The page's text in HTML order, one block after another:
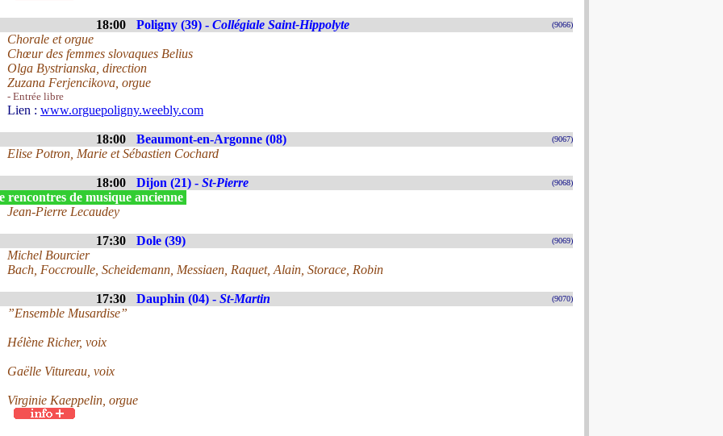
18:00 Poligny (39) - Collégiale Saint-Hippolyte (9066)
Chorale et orgue
Chœur des femmes slovaques Belius
Olga Bystrianska, direction
Zuzana Ferjencikova, orgue
- Entrée libre
Lien : www.orguepoligny.weebly.com
18:00 Beaumont-en-Argonne (08) (9067)
Elise Potron, Marie et Sébastien Cochard
18:00 Dijon (21) - St-Pierre (9068)
rencontres de musique ancienne
Jean-Pierre Lecaudey
17:30 Dole (39) (9069)
Michel Bourcier
Bach, Foccroulle, Scheidemann, Messiaen, Raquet, Alain, Storace, Robin
17:30 Dauphin (04) - St-Martin (9070)
”Ensemble Musardise”
Hélène Richer, voix
Gaëlle Vitureau, voix
Virginie Kaeppelin, orgue